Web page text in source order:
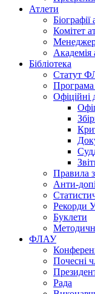
Атлети
Біографії
Комітет
Академія
Бібліотека
Статут
Програма
Офіційні
Правила
Анти-
Рекорди
Буклети
ФЛАУ
Почесні
Рада